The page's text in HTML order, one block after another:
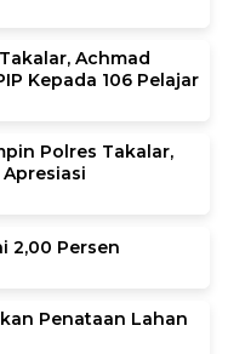
Achmad
Kepada 106 Pelajar
Polres Takalar,
2,00 Persen
Penataan Lahan